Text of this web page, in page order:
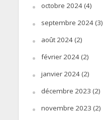
octobre 2024(4)
septembre 2024(3)
août 2024(2)
février 2024(2)
janvier 2024(2)
décembre 2023 (2)
novembre 2023 (2)